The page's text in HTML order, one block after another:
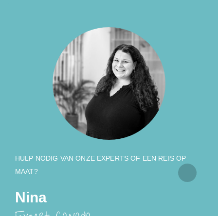
HULP NODIG VAN ONZE EXPERTS OF EEN REIS OP
MAAT?
Nina